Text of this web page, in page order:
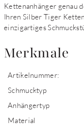
Kettenanhänger genau
Ihren Silber Tiger
einzigartiges
Merkmale
Artikelnummer:
Schmucktyp
Anhängertyp
Material